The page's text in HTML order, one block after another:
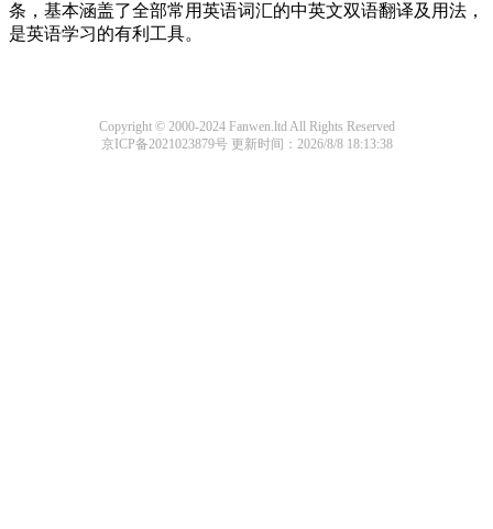
条，基本涵盖了全部常用英语词汇的中英文双语翻译及用法，
是英语学习的有利工具。
Copyright © 2000-2024 Fanwen.ltd All Rights Reserved
京ICP备2021023879号更新时间：2026/8/8 18:13:38